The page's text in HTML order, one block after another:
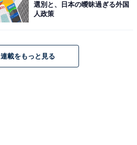
選別と、日本の曖昧過ぎる外国
人政策
連載をもっと見る